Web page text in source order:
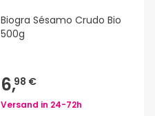
Biogra Sésamo Crudo Bio
500g
6,98 €
Versand in 24-72h